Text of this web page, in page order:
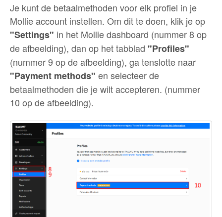
Je kunt de betaalmethoden voor elk profiel in je
Mollie account instellen. Om dit te doen, klik je op
"Settings" in het Mollie dashboard (nummer 8 op
de afbeelding), dan op het tabblad "Profiles"
(nummer 9 op de afbeelding), ga tenslotte naar
"Payment methods" en selecteer de
betaalmethoden die je wilt accepteren. (nummer
10 op de afbeelding).